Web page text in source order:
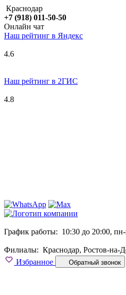
Краснодар
+7 (918) 011-50-50
Онлайн чат
Наш рейтинг в Яндекс
4.6
Наш рейтинг в 2ГИС
4.8
График работы: 10:30 до 20:00,
Филиалы: Краснодар, Ростов-на-
Избранное
Обратный звонок